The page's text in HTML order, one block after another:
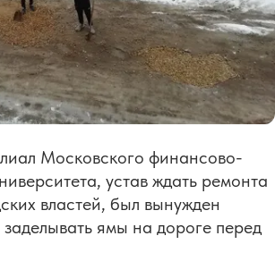
Московского финансово-
устав ждать ремонта
властей, был вынужден
ямы на дороге перед